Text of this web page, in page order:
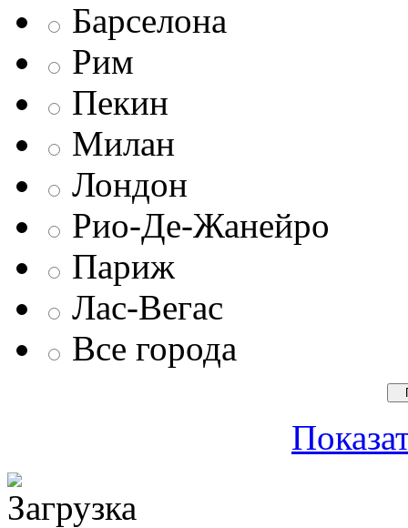
Барселона
Рим
Пекин
Милан
Лондон
Рио-Де-Жанейро
Париж
Лас-Вегас
Все города